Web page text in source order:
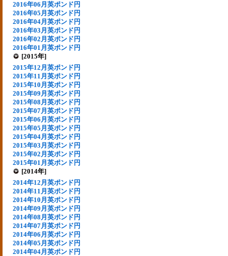
2016年06月英ポンド円
2016年05月英ポンド円
2016年04月英ポンド円
2016年03月英ポンド円
2016年02月英ポンド円
2016年01月英ポンド円
[2015年]
2015年12月英ポンド円
2015年11月英ポンド円
2015年10月英ポンド円
2015年09月英ポンド円
2015年08月英ポンド円
2015年07月英ポンド円
2015年06月英ポンド円
2015年05月英ポンド円
2015年04月英ポンド円
2015年03月英ポンド円
2015年02月英ポンド円
2015年01月英ポンド円
[2014年]
2014年12月英ポンド円
2014年11月英ポンド円
2014年10月英ポンド円
2014年09月英ポンド円
2014年08月英ポンド円
2014年07月英ポンド円
2014年06月英ポンド円
2014年05月英ポンド円
2014年04月英ポンド円